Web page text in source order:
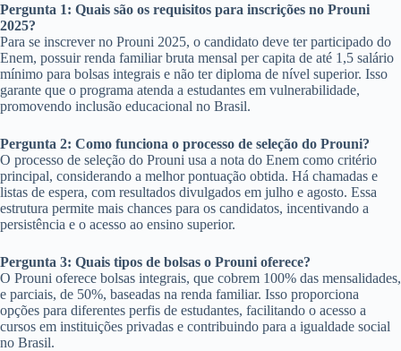
Pergunta 1: Quais são os requisitos para inscrições no Prouni
2025?
Para se inscrever no Prouni 2025, o candidato deve ter participado do
Enem, possuir renda familiar bruta mensal per capita de até 1,5 salário
mínimo para bolsas integrais e não ter diploma de nível superior. Isso
garante que o programa atenda a estudantes em vulnerabilidade,
promovendo inclusão educacional no Brasil.
Pergunta 2: Como funciona o processo de seleção do Prouni?
O processo de seleção do Prouni usa a nota do Enem como critério
principal, considerando a melhor pontuação obtida. Há chamadas e
listas de espera, com resultados divulgados em julho e agosto. Essa
estrutura permite mais chances para os candidatos, incentivando a
persistência e o acesso ao ensino superior.
Pergunta 3: Quais tipos de bolsas o Prouni oferece?
O Prouni oferece bolsas integrais, que cobrem 100% das mensalidades,
e parciais, de 50%, baseadas na renda familiar. Isso proporciona
opções para diferentes perfis de estudantes, facilitando o acesso a
cursos em instituições privadas e contribuindo para a igualdade social
no Brasil.